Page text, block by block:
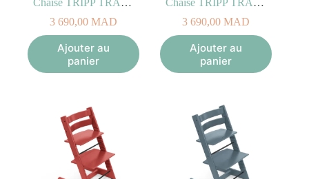
Chaise TRIPP TRAPP bois de Hêtre blanc
3 690,00 MAD
Ajouter au
panier
Chaise TRIPP TRAPP bois de Hêtre Rose Poudré
3 690,00 MAD
Ajouter au
panier